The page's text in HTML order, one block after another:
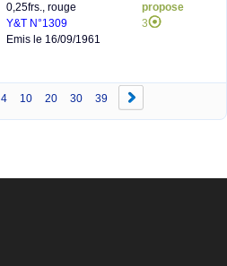
0,25frs., rouge
Y&T N°1309
Emis le 16/09/1961
propose
3
4 10 20 30 39